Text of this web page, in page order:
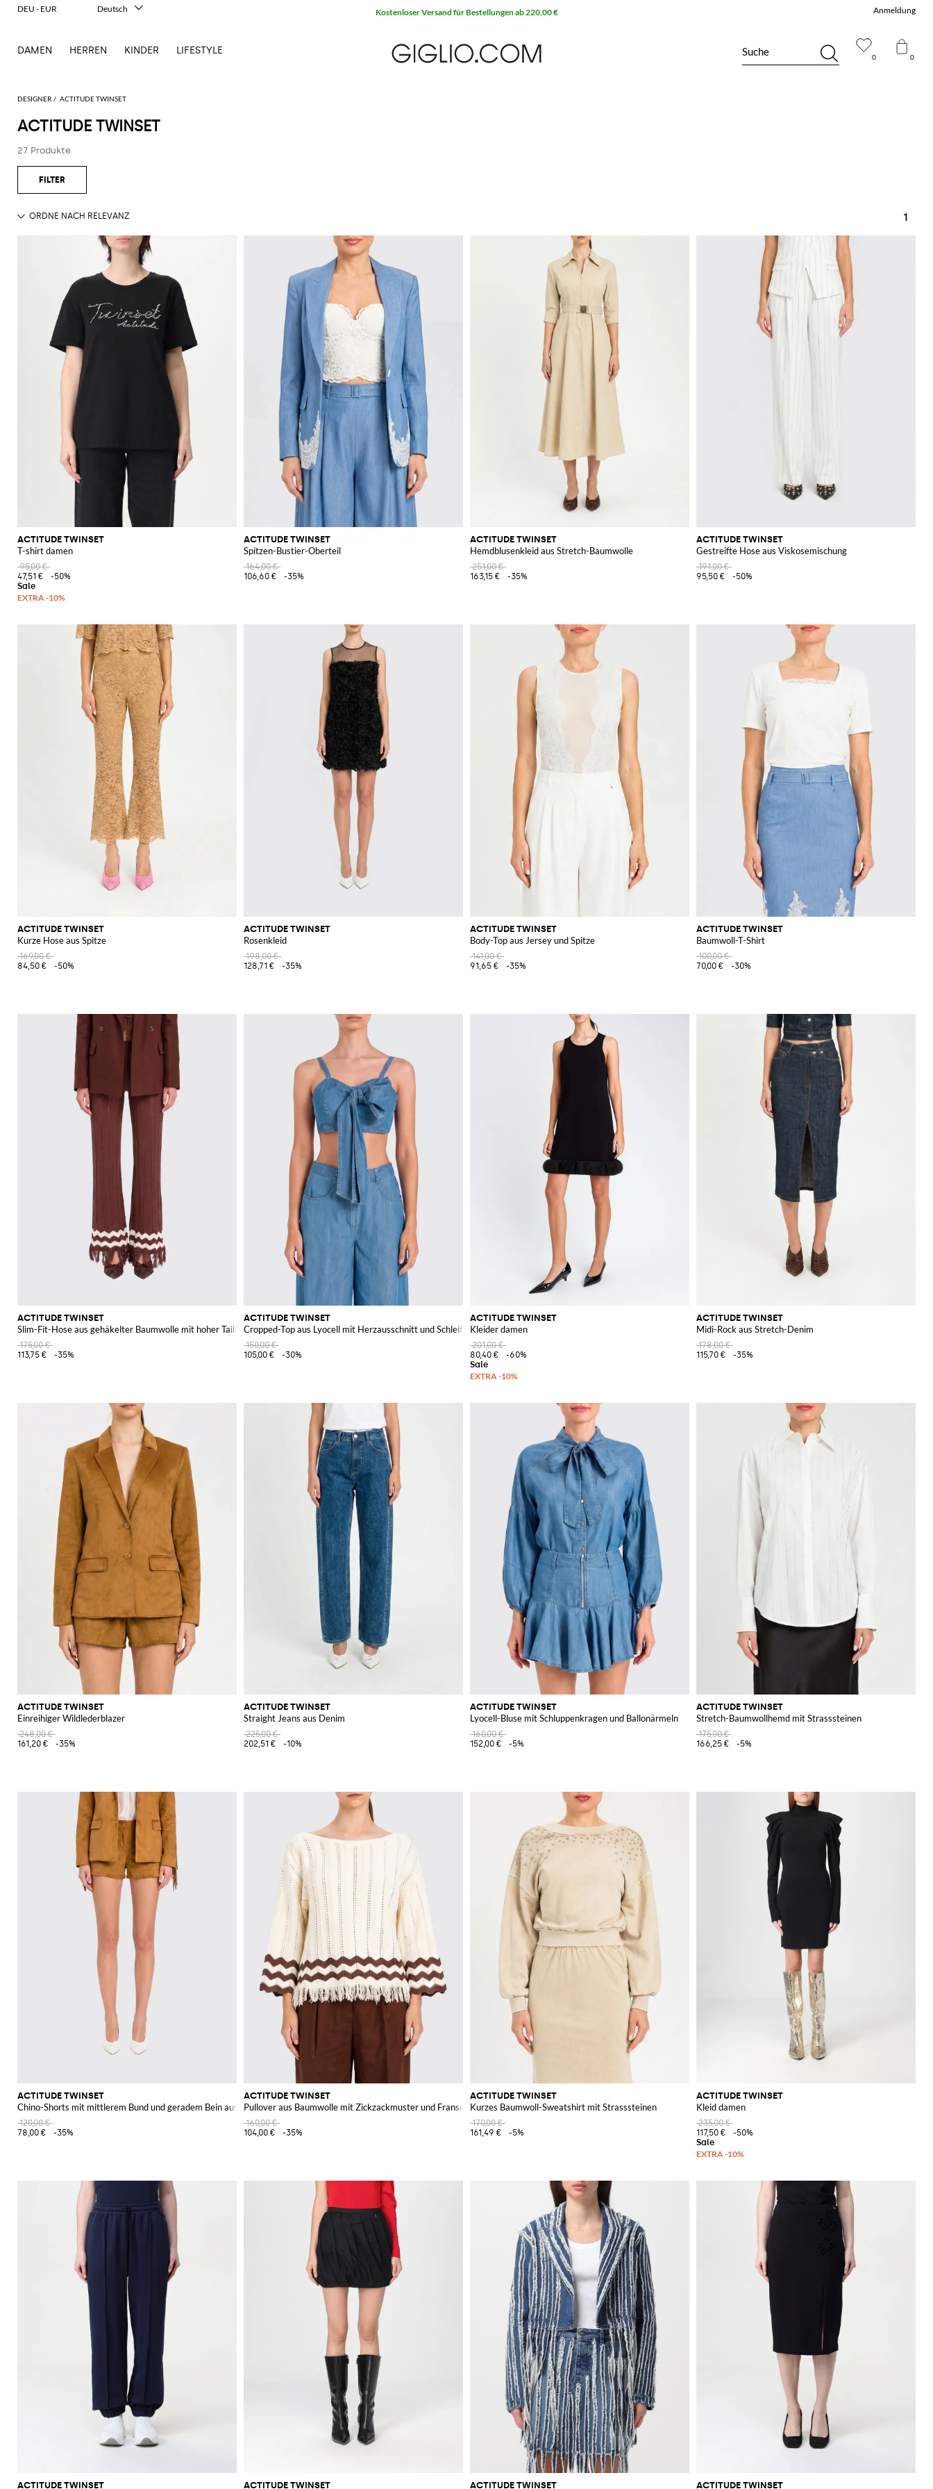
DESIGNER ACTITUDE TWINSET
ACTITUDE TWINSET
27 Produkte
1
ACTITUDE TWINSET
T-shirt damen
95,00 €
47,51 €
-50%
ACTITUDE TWINSET
Spitzen-Bustier-Oberteil
164,00 €
106,60 €
-35%
ACTITUDE TWINSET
Hemdblusenkleid aus Stretch-Baumwolle
251,00 €
163,15 €
-35%
ACTITUDE TWINSET
Gestreifte Hose aus Viskosemischung
191,00 €
95,50 €
-50%
ACTITUDE TWINSET
Kurze Hose aus Spitze
169,00 €
84,50 €
-50%
ACTITUDE TWINSET
Rosenkleid
198,00 €
128,71 €
-35%
ACTITUDE TWINSET
Body-Top aus Jersey und Spitze
141,00 €
91,65 €
-35%
ACTITUDE TWINSET
Baumwoll-T-Shirt
100,00 €
70,00 €
-30%
ACTITUDE TWINSET
Slim-Fit-Hose aus gehäkelter Baumwolle mit hoher Taille und Fransensaum
175,00 €
113,75 €
-35%
ACTITUDE TWINSET
Cropped-Top aus Lyocell mit Herzausschnitt und Schleife
150,00 €
105,00 €
-30%
ACTITUDE TWINSET
Kleider damen
201,00 €
80,40 €
-60%
ACTITUDE TWINSET
Midi-Rock aus Stretch-Denim
178,00 €
115,70 €
-35%
ACTITUDE TWINSET
Einreihiger Wildlederblazer
248,00 €
161,20 €
-35%
ACTITUDE TWINSET
Straight Jeans aus Denim
225,00 €
202,51 €
-10%
ACTITUDE TWINSET
Lyocell-Bluse mit Schluppenkragen und Ballonärmeln
160,00 €
152,00 €
-5%
ACTITUDE TWINSET
Stretch-Baumwollhemd mit Strasssteinen
175,00 €
166,25 €
-5%
ACTITUDE TWINSET
Chino-Shorts mit mittlerem Bund und geradem Bein aus Wildlederimitat
120,00 €
78,00 €
-35%
ACTITUDE TWINSET
Pullover aus Baumwolle mit Zickzackmuster und Fransensaum
160,00 €
104,00 €
-35%
ACTITUDE TWINSET
Kurzes Baumwoll-Sweatshirt mit Strasssteinen
170,00 €
161,49 €
-5%
ACTITUDE TWINSET
Kleid damen
235,00 €
117,50 €
-50%
ACTITUDE TWINSET ACTITUDE TWINSET ACTITUDE TWINSET ACTITUDE TWINSET
0 0
Suche
Anmeldung
DAMEN HERREN KINDER LIFESTYLE
Kostenloser Versand für Bestellungen ab 220,00 €
DEU - EUR
Deutsch
Français
日本語
Русский